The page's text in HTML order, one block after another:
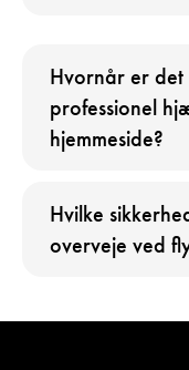
Hvornår er
professionel
hjemmeside?
Hvilke
overveje ved